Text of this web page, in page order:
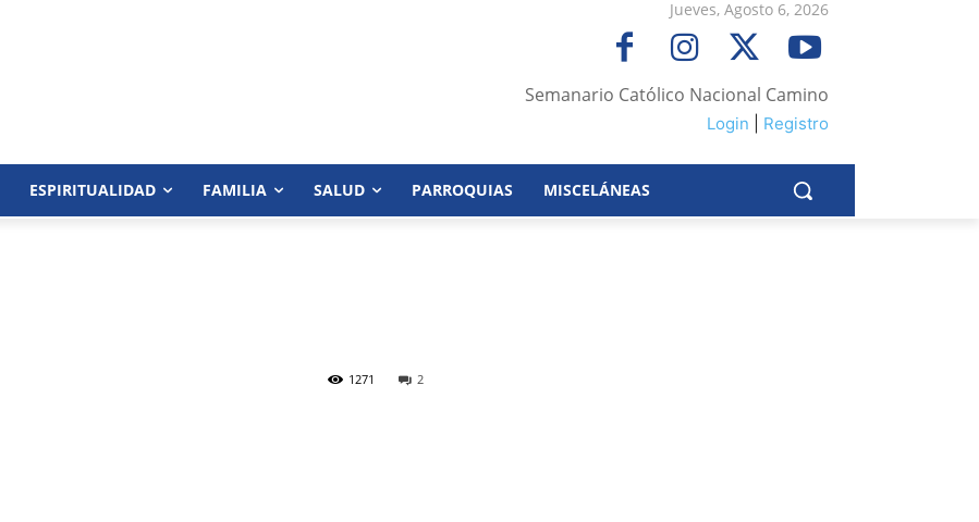
Jueves, Agosto 6, 2026
Semanario Católico Nacional Camino
Login Registro
ESPIRITUALIDAD FAMILIA SALUD PARROQUIAS MISCELÁNEAS
2
1271